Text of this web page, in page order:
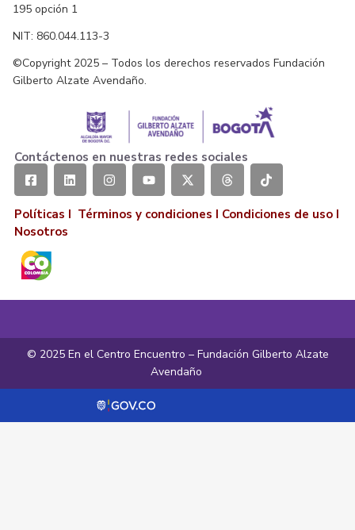
195 opción 1
NIT: 860.044.113-3
©Copyright 2025 – Todos los derechos reservados Fundación
Gilberto Alzate Avendaño.
Contáctenos en nuestras redes sociales
Políticas I Términos y condiciones I Condiciones de uso I
Nosotros
© 2025 En el Centro Encuentro – Fundación Gilberto Alzate
Avendaño